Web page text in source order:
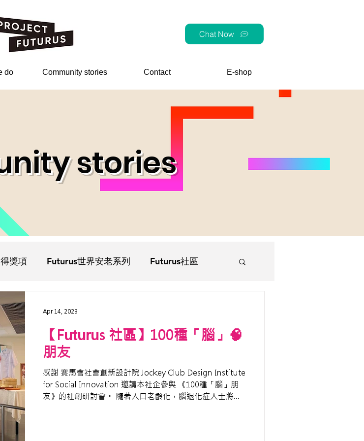
Chat Now
do Community stories Contact E-shop
stories
獎項 Futurus世界安老系列 Futurus社區
Futurus文化
【Futurus 社區】100種「腦」🧠
朋友
感謝 賽馬會社會創新設計院 Jockey Club Design Institute
for Social Innovation 邀請本社企參與 《100種「腦」朋
友》的社創研討會。 隨著人口老齡化，腦退化症人士將越
Apr 14, 2023